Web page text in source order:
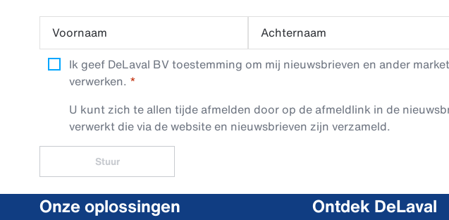
Voornaam Achternaam
Ik geef DeLaval BV toestemming om mij nieuwsbrieven en ander
verwerken.
U kunt zich te allen tijde afmelden door op de afmeldlink in de
verwerkt die via de website en nieuwsbrieven zijn verzameld.
Stuur
Onze oplossingen Ontdek DeLaval